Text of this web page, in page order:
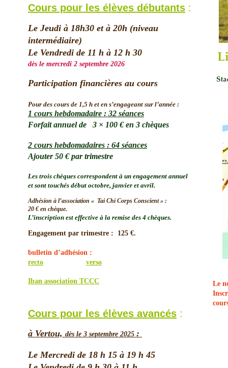
Cours pour les élèves débutants :
Le Jeudi à 18h30 et à 20h (niveau
intermédiaire)
Le Vendredi de 11 h à 12 h 30
dès le mercredi 2 septembre 2026
Participation financières au cours
Pour des cours de 1,5 h et en s’engageant sur l’année :
1 cours hebdomadaire : 32 séances
Forfait annuel de   3 × 100 € en 3 chèques
2 cours hebdomadaires : 64 séances
Ajouter 50 € par trimestre
Les trois chèques correspondent à un engagement annuel
et sont touchés début octobre, janvier et avril.
Adhésion à l’association «  Tai Chi Corps Conscient » :
20 € en chèque.
L’inscription est effective à la remise des 4 chèques.
Engagement par trimestre :  125 €.
bulletin d’adhésion :
recto
verso
Iban association TCCC
Cours pour les élèves avancés :
à Vertou, dès le 3 septembre 2025 :
Le Mercredi de 18 h 15 à 19 h 45
Le